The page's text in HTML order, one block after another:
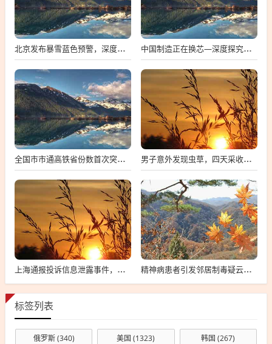
北京发布暴雪蓝色预警，深度解析与多维度观察 中国制造正在换芯—深度探究中国芯片产业的崛起与挑战
全国市市通高铁省份数首次突破两位数，中国高铁建设迈入新时代 男子意外发现虫草，四天采收数百根，探寻背后的故事与影响
上海通报投诉信息泄露事件，向12345投诉遭遇信息泄露的警示与反思 精神病患者引发邻居制毒疑云，事件深度解析与公众反响观察
标签列表
俄罗斯(340) 美国 (1323) 韩国 (267)